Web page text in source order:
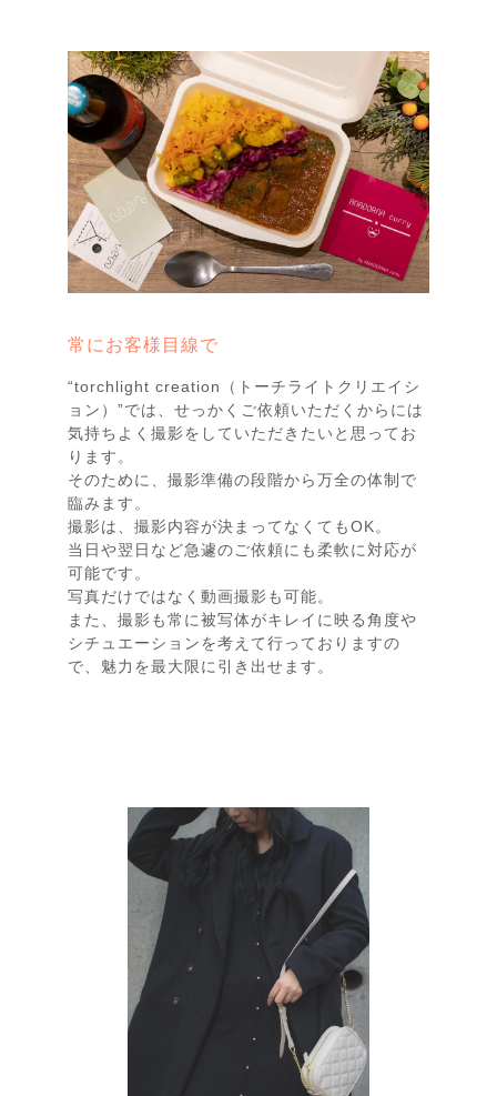
常にお客様目線で
“torchlight creation（トーチライトクリエイシ
ョン）”では、せっかくご依頼いただくからには
気持ちよく撮影をしていただきたいと思ってお
ります。
そのために、撮影準備の段階から万全の体制で
臨みます。
撮影は、撮影内容が決まってなくてもOK。
当日や翌日など急遽のご依頼にも柔軟に対応が
可能です。
写真だけではなく動画撮影も可能。
また、撮影も常に被写体がキレイに映る角度や
シチュエーションを考えて行っておりますの
で、魅力を最大限に引き出せます。